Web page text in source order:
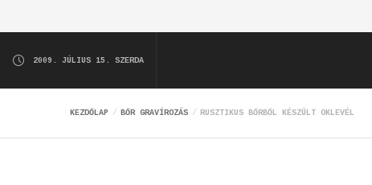
2009. JÚLIUS 15. SZERDA
KEZDŐLAP BŐR GRAVÍROZÁS RUSZTIKUS BŐRBŐL KÉSZÜLT OKLEVÉL